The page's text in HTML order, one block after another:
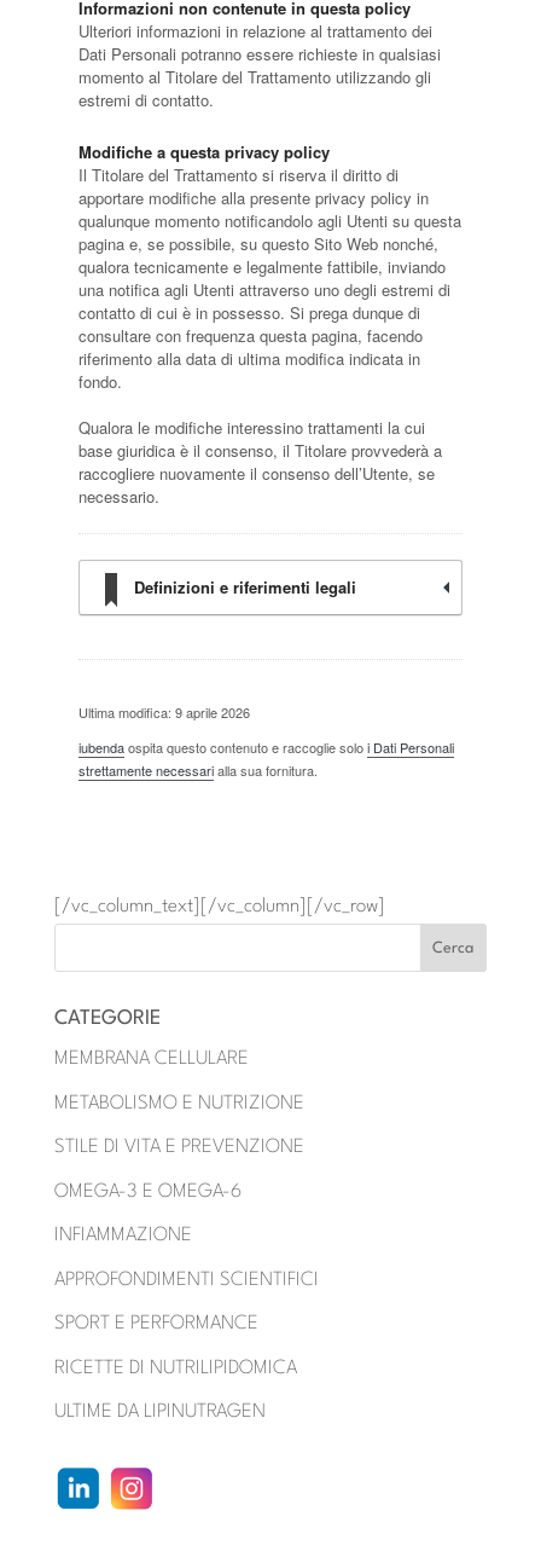
Informazioni non contenute in questa policy
Ulteriori informazioni in relazione al trattamento dei
Dati Personali potranno essere richieste in qualsiasi
momento al Titolare del Trattamento utilizzando gli
estremi di contatto.
Modifiche a questa privacy policy
Il Titolare del Trattamento si riserva il diritto di
apportare modifiche alla presente privacy policy in
qualunque momento notificandolo agli Utenti su questa
pagina e, se possibile, su questo Sito Web nonché,
qualora tecnicamente e legalmente fattibile, inviando
una notifica agli Utenti attraverso uno degli estremi di
contatto di cui è in possesso. Si prega dunque di
consultare con frequenza questa pagina, facendo
riferimento alla data di ultima modifica indicata in
fondo.
Qualora le modifiche interessino trattamenti la cui
base giuridica è il consenso, il Titolare provvederà a
raccogliere nuovamente il consenso dell’Utente, se
necessario.
Definizioni e riferimenti legali
Ultima modifica: 9 aprile 2026
iubendaospita questo contenuto e raccoglie soloi Dati Personali
strettamente necessarialla sua fornitura.
[/vc_column_text][/vc_column][/vc_row]
CATEGORIE
MEMBRANA CELLULARE
METABOLISMO E NUTRIZIONE
STILE DI VITA E PREVENZIONE
OMEGA-3 E OMEGA-6
INFIAMMAZIONE
APPROFONDIMENTI SCIENTIFICI
SPORT E PERFORMANCE
RICETTE DI NUTRILIPIDOMICA
ULTIME DA LIPINUTRAGEN